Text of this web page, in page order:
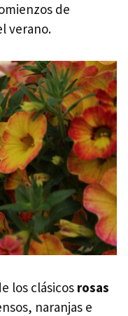
de
verano.
los clásicos rosas
naranjas e